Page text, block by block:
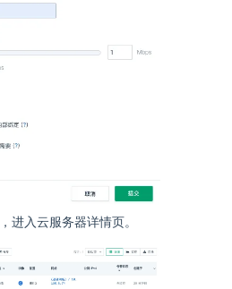
，进入云服务器详情页。